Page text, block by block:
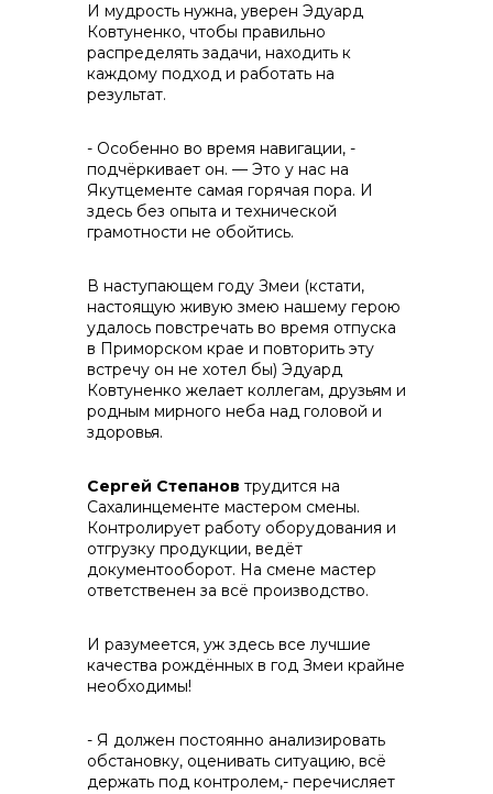
И мудрость нужна, уверен Эдуард
Ковтуненко, чтобы правильно
распределять задачи, находить к
каждому подход и работать на
результат.
- Особенно во время навигации, -
подчёркивает он. — Это у нас на
Якутцементе самая горячая пора. И
здесь без опыта и технической
грамотности не обойтись.
В наступающем году Змеи (кстати,
настоящую живую змею нашему герою
удалось повстречать во время отпуска
в Приморском крае и повторить эту
встречу он не хотел бы) Эдуард
Ковтуненко желает коллегам, друзьям и
родным мирного неба над головой и
здоровья.
Сергей Степанов трудится на
Сахалинцементе мастером смены.
Контролирует работу оборудования и
отгрузку продукции, ведёт
документооборот. На смене мастер
ответственен за всё производство.
И разумеется, уж здесь все лучшие
качества рождённых в год Змеи крайне
необходимы!
- Я должен постоянно анализировать
обстановку, оценивать ситуацию, всё
держать под контролем,- перечисляет